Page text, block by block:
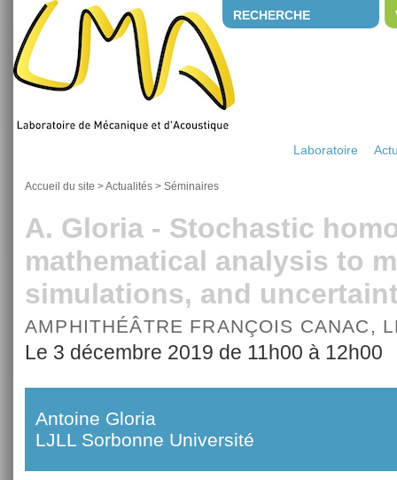
RECHERCHE
Laboratoire
Accueil du site >Actualités > Séminaires
A. Gloria - Stochastic
mathematical analysis to
simulations, and
AMPHITHÉÂTRE FRANÇOIS CANAC,
Le 3 décembre 2019 de 11h00 à 12h00
Antoine Gloria
LJLL Sorbonne Université